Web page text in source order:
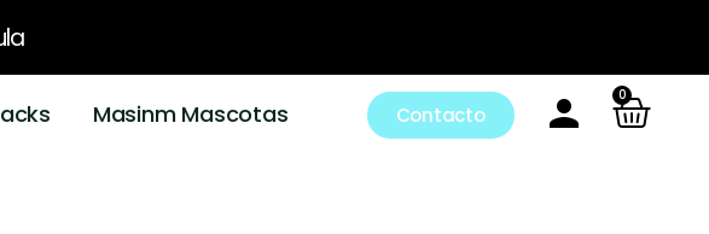
Masinm Mascotas Contacto
0